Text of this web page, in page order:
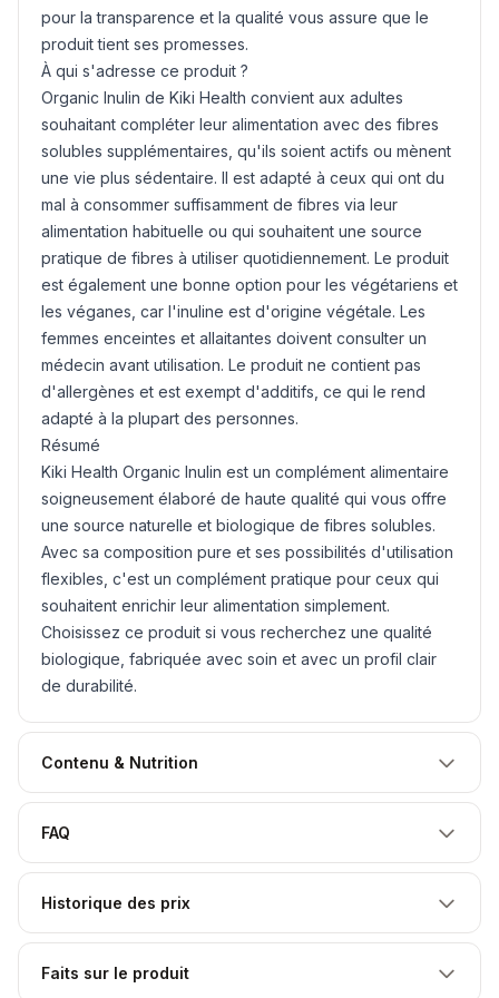
pour la transparence et la qualité vous assure que le
produit tient ses promesses.
À qui s'adresse ce produit ?
Organic Inulin de Kiki Health convient aux adultes
souhaitant compléter leur alimentation avec des fibres
solubles supplémentaires, qu'ils soient actifs ou mènent
une vie plus sédentaire. Il est adapté à ceux qui ont du
mal à consommer suffisamment de fibres via leur
alimentation habituelle ou qui souhaitent une source
pratique de fibres à utiliser quotidiennement. Le produit
est également une bonne option pour les végétariens et
les véganes, car l'inuline est d'origine végétale. Les
femmes enceintes et allaitantes doivent consulter un
médecin avant utilisation. Le produit ne contient pas
d'allergènes et est exempt d'additifs, ce qui le rend
adapté à la plupart des personnes.
Résumé
Kiki Health Organic Inulin est un complément alimentaire
soigneusement élaboré de haute qualité qui vous offre
une source naturelle et biologique de fibres solubles.
Avec sa composition pure et ses possibilités d'utilisation
flexibles, c'est un complément pratique pour ceux qui
souhaitent enrichir leur alimentation simplement.
Choisissez ce produit si vous recherchez une qualité
biologique, fabriquée avec soin et avec un profil clair
de durabilité.
Contenu & Nutrition
FAQ
Historique des prix
Faits sur le produit